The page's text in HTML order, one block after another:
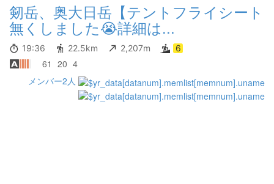
剱岳、奥大日岳【テントフライシート
無くしました😭詳細は...
19:36 22.5km 2,207m 6
61 20 4
メンバー2人